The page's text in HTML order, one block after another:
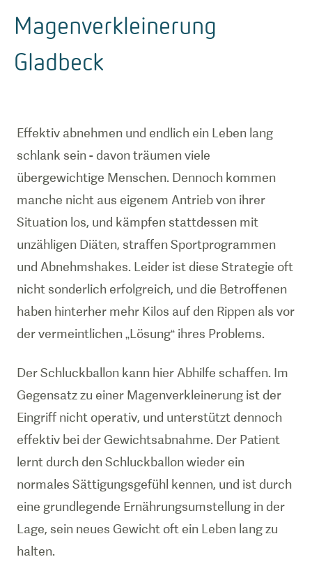
Magenverkleinerung
Gladbeck
Effektiv abnehmen und endlich ein Leben lang
schlank sein - davon träumen viele
übergewichtige Menschen. Dennoch kommen
manche nicht aus eigenem Antrieb von ihrer
Situation los, und kämpfen stattdessen mit
unzähligen Diäten, straffen Sportprogrammen
und Abnehmshakes. Leider ist diese Strategie oft
nicht sonderlich erfolgreich, und die Betroffenen
haben hinterher mehr Kilos auf den Rippen als vor
der vermeintlichen „Lösung“ ihres Problems.
Der Schluckballon kann hier Abhilfe schaffen. Im
Gegensatz zu einer Magenverkleinerung ist der
Eingriff nicht operativ, und unterstützt dennoch
effektiv bei der Gewichtsabnahme. Der Patient
lernt durch den Schluckballon wieder ein
normales Sättigungsgefühl kennen, und ist durch
eine grundlegende Ernährungsumstellung in der
Lage, sein neues Gewicht oft ein Leben lang zu